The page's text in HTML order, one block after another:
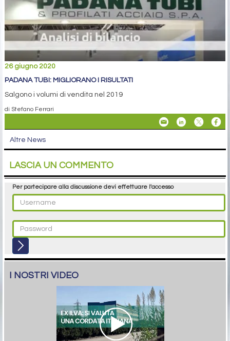
26 giugno 2020
PADANA TUBI: MIGLIORANO I RISULTATI
Salgono i volumi di vendita nel 2019
di Stefano Ferrari
Altre News
LASCIA UN COMMENTO
Per partecipare alla discussione devi effettuare l'accesso
I NOSTRI VIDEO